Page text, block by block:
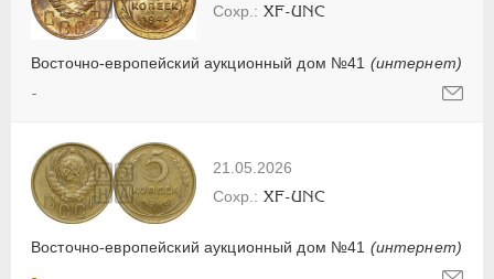
Восточно-европейский аукционный дом №41 (интернет)
XF-UNC
-
21.05.2026
Восточно-европейский аукционный дом №41 (интернет)
XF-UNC